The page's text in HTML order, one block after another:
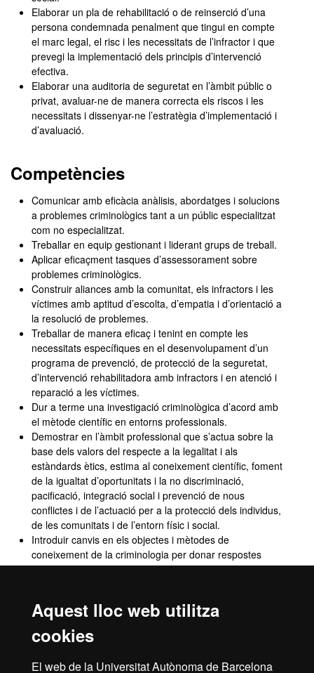
Aquest lloc web utilitza
cookies
El web de la Universitat Autònoma de Barcelona
Elaborar un pla de rehabilitació o de reinserció d’una
persona condemnada penalment que tingui en compte
el marc legal, el risc i les necessitats de l’infractor i que
prevegi la implementació dels principis d’intervenció
efectiva.
Elaborar una auditoria de seguretat en l’àmbit públic o
privat, avaluar-ne de manera correcta els riscos i les
necessitats i dissenyar-ne l’estratègia d’implementació i
d’avaluació.
Competències
Comunicar amb eficàcia anàlisis, abordatges i solucions
a problemes criminològics tant a un públic especialitzat
com no especialitzat.
Treballar en equip gestionant i liderant grups de treball.
Aplicar eficaçment tasques d’assessorament sobre
problemes criminològics.
Construir aliances amb la comunitat, els infractors i les
víctimes amb aptitud d’escolta, d’empatia i d’orientació a
la resolució de problemes.
Treballar de manera eficaç i tenint en compte les
necessitats específiques en el desenvolupament d’un
programa de prevenció, de protecció de la seguretat,
d’intervenció rehabilitadora amb infractors i en atenció i
reparació a les víctimes.
Dur a terme una investigació criminològica d’acord amb
el mètode científic en entorns professionals.
Demostrar en l’àmbit professional que s’actua sobre la
base dels valors del respecte a la legalitat i als
estàndards ètics, estima al coneixement científic, foment
de la igualtat d’oportunitats i la no discriminació,
pacificació, integració social i prevenció de nous
conflictes i de l’actuació per a la protecció dels individus,
de les comunitats i de l’entorn físic i social.
Introduir canvis en els objectes i mètodes de
coneixement de la criminologia per donar respostes
innovadores, igualitàries i justes a les necessitats i
personals d’autonomia, responsabilitat, esforç,
pensament crític i rigor científic.
Dur a terme un pla de supervisió d’una persona